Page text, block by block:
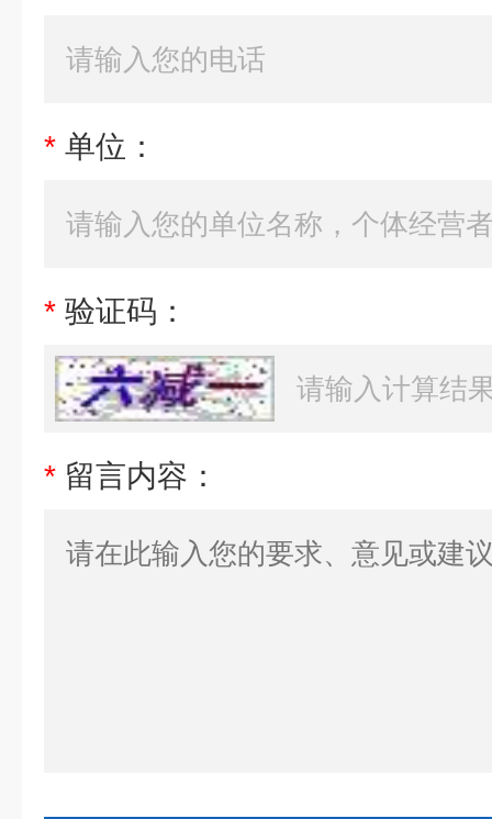
* 单位：
* 验证码：
* 留言内容：